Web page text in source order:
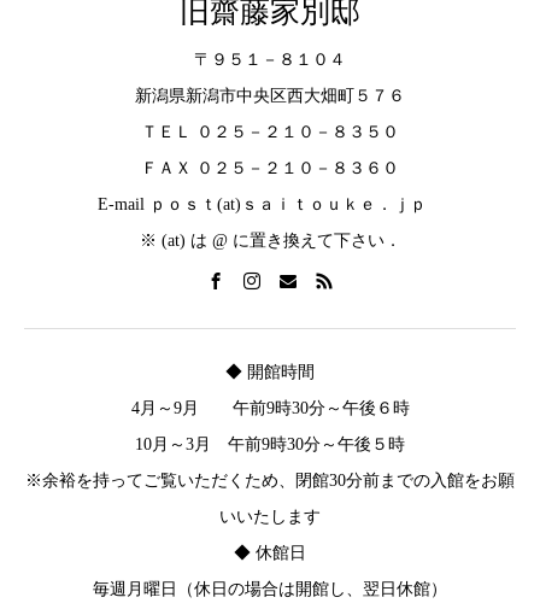
旧齋藤家別邸
〒９５１－８１０４
新潟県新潟市中央区西大畑町５７６
ＴＥＬ ０２５－２１０－８３５０
ＦＡＸ ０２５－２１０－８３６０
E-mail ｐｏｓｔ(at)ｓａｉｔｏｕｋｅ．ｊｐ
※ (at) は @ に置き換えて下さい．
◆ 開館時間
4月～9月 午前9時30分～午後６時
10月～3月 午前9時30分～午後５時
※余裕を持ってご覧いただくため、閉館30分前までの入館をお願
いいたします
◆ 休館日
毎週月曜日（休日の場合は開館し、翌日休館）